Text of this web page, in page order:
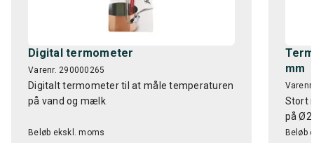
Digital termometer
Varenr. 290000265
Digitalt termometer til at måle temperaturen
på vand og mælk
Beløb ekskl. moms
mm
Stort
på
Beløb